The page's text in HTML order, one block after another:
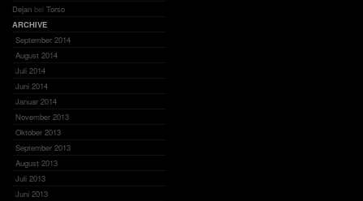
Dejan bei Torso
ARCHIVE
September 2014
August 2014
Juli 2014
Juni 2014
Januar 2014
November 2013
Oktober 2013
September 2013
August 2013
Juli 2013
Juni 2013